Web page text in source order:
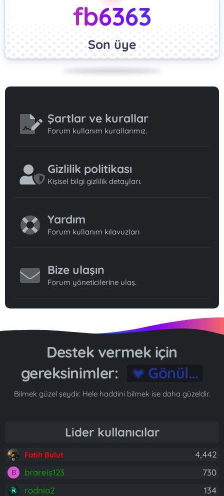
fb6363
Son üye
Şartlar ve kurallar
Forum kullanım kurallarımız.
Gizlilik politikası
Kişisel bilgi gizlilik detayları.
Yardım
Forum kullanım kılavuzları
Bize ulaşın
Forum yöneticilerine ulaş.
Destek vermek için
gereksinimler:
Gönül...
Bilmek güzel şeydir. Hele haddini bilmek ise daha güzeldir.
Lider kullanıcılar
Fatih Bulut 4,442
B brareis123
730
rodnia2
134